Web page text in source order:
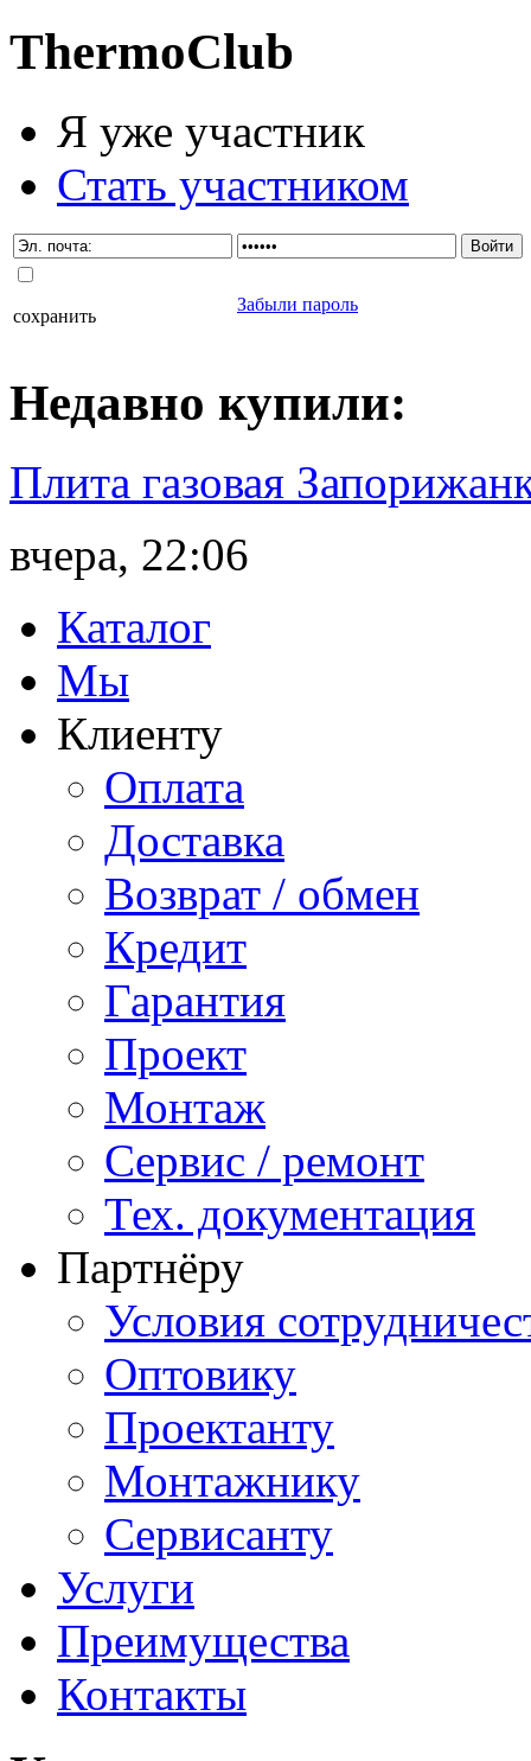
ThermoClub
Я уже участник
Стать участником
сохранить
Забыли пароль
Недавно купили:
Плита газовая
вчера, 22:06
Каталог
Мы
Клиенту
Оплата
Доставка
Возврат / обмен
Кредит
Гарантия
Проект
Монтаж
Сервис / ремонт
Тех. документация
Партнёру
Условия
Оптовику
Проектанту
Монтажнику
Сервисанту
Услуги
Преимущества
Контакты